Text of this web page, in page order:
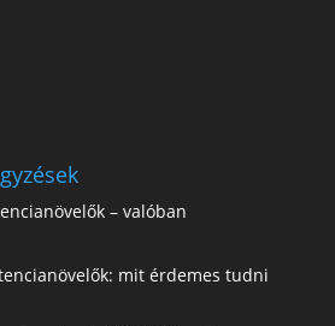
– valóban
mit érdemes tudni